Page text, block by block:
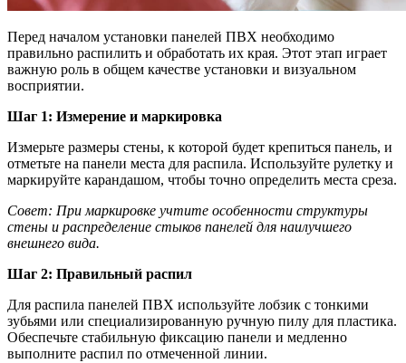
Перед началом установки панелей ПВХ необходимо
правильно распилить и обработать их края. Этот этап играет
важную роль в общем качестве установки и визуальном
восприятии.
Шаг 1: Измерение и маркировка
Измерьте размеры стены, к которой будет крепиться панель, и
отметьте на панели места для распила. Используйте рулетку и
маркируйте карандашом, чтобы точно определить места среза.
Совет: При маркировке учтите особенности структуры
стены и распределение стыков панелей для наилучшего
внешнего вида.
Шаг 2: Правильный распил
Для распила панелей ПВХ используйте лобзик с тонкими
зубьями или специализированную ручную пилу для пластика.
Обеспечьте стабильную фиксацию панели и медленно
выполните распил по отмеченной линии.